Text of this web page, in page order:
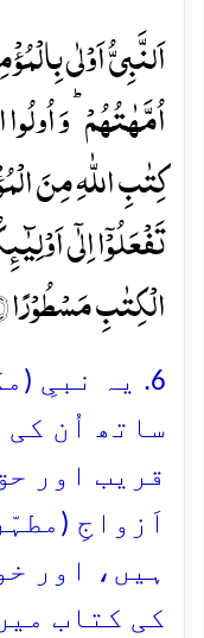
اَلنَّبِیُّ اَوۡلٰی
اُمَّہٰتُہُمۡ ؕ وَ
کِتٰبِ اللّٰہِ مِنَ
تَفۡعَلُوۡۤا اِلٰۤی
الۡکِتٰبِ مَسۡطُوۡرًا
6. یہ نبیِ
ساتھ اُن کی
قریب اور
اَزواجِ
ہیں، اور
کی کتاب